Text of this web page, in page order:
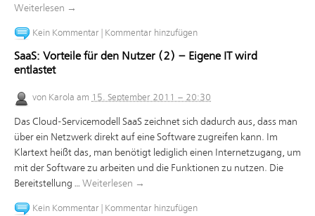
Weiterlesen →
Kein Kommentar Kommentar hinzufügen
SaaS: Vorteile für den Nutzer (2) – Eigene IT wird
entlastet
von Karola am 15. September 2011 – 20:30
Das Cloud-Servicemodell SaaS zeichnet sich dadurch aus, dass man
über ein Netzwerk direkt auf eine Software zugreifen kann. Im
Klartext heißt das, man benötigt lediglich einen Internetzugang, um
mit der Software zu arbeiten und die Funktionen zu nutzen. Die
Bereitstellung … Weiterlesen →
Kein Kommentar Kommentar hinzufügen